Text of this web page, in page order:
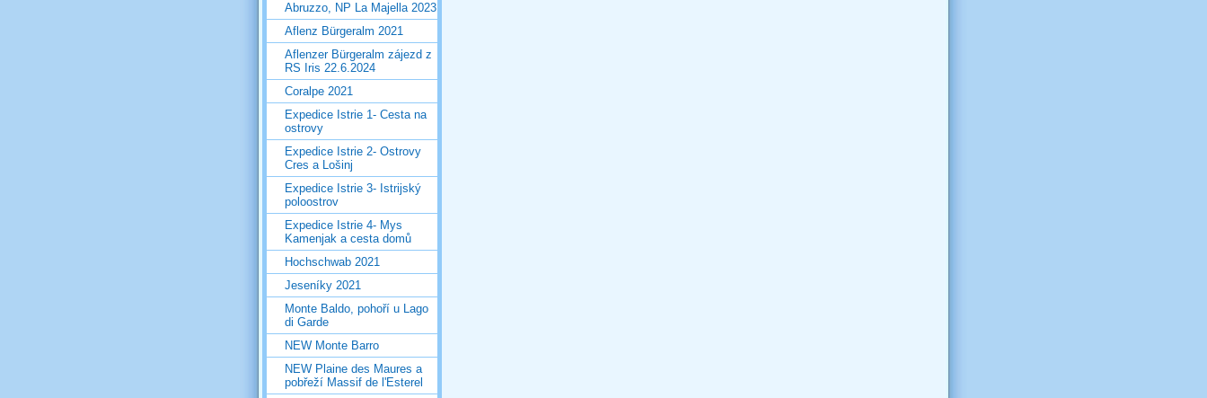
Abruzzo, NP La Majella 2023
Aflenz Bürgeralm 2021
Aflenzer Bürgeralm zájezd z
RS Iris 22.6.2024
Coralpe 2021
Expedice Istrie 1- Cesta na
ostrovy
Expedice Istrie 2- Ostrovy
Cres a Lošinj
Expedice Istrie 3- Istrijský
poloostrov
Expedice Istrie 4- Mys
Kamenjak a cesta domů
Hochschwab 2021
Jeseníky 2021
Monte Baldo, pohoří u Lago
di Garde
NEW Monte Barro
NEW Plaine des Maures a
pobřeží Massif de l'Esterel